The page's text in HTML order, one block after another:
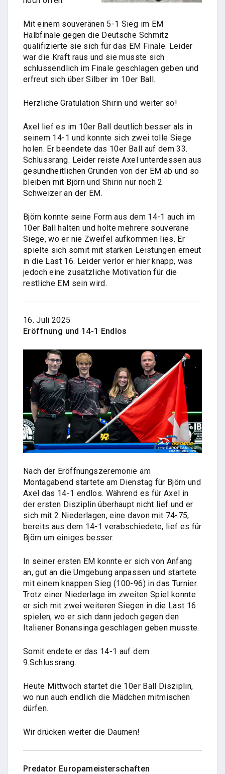
Mit einem souveränen 5-1 Sieg im EM
Halbfinale gegen die Deutsche Schmitz
qualifizierte sie sich für das EM Finale. Leider
war die Kraft raus und sie musste sich
schlussendlich im Finale geschlagen geben und
erfreut sich über Silber im 10er Ball.
Herzliche Gratulation Shirin und weiter so!
Axel lief es im 10er Ball deutlich besser als in
seinem 14-1 und konnte sich zwei tolle Siege
holen. Er beendete das 10er Ball auf dem 33.
Schlussrang. Leider reiste Axel unterdessen aus
gesundheitlichen Gründen von der EM ab und so
bleiben mit Björn und Shirin nur noch 2
Schweizer an der EM.
Björn konnte seine Form aus dem 14-1 auch im
10er Ball halten und holte mehrere souveräne
Siege, wo er nie Zweifel aufkommen lies. Er
spielte sich somit mit starken Leistungen erneut
in die Last 16. Leider verlor er hier knapp, was
jedoch eine zusätzliche Motivation für die
restliche EM sein wird.
16. Juli 2025
Eröffnung und 14-1 Endlos
Nach der Eröffnungszeremonie am
Montagabend startete am Dienstag für Björn und
Axel das 14-1 endlos. Während es für Axel in
der ersten Disziplin überhaupt nicht lief und er
sich mit 2 Niederlagen, eine davon mit 74-75,
bereits aus dem 14-1 verabschiedete, lief es für
Björn um einiges besser.
In seiner ersten EM konnte er sich von Anfang
an, gut an die Umgebung anpassen und startete
mit einem knappen Sieg (100-96) in das Turnier.
Trotz einer Niederlage im zweiten Spiel konnte
er sich mit zwei weiteren Siegen in die Last 16
spielen, wo er sich dann jedoch gegen den
Italiener Bonansinga geschlagen geben musste.
Somit endete er das 14-1 auf dem
9.Schlussrang.
Heute Mittwoch startet die 10er Ball Disziplin,
wo nun auch endlich die Mädchen mitmischen
dürfen.
Wir drücken weiter die Daumen!
Predator Europameisterschaften